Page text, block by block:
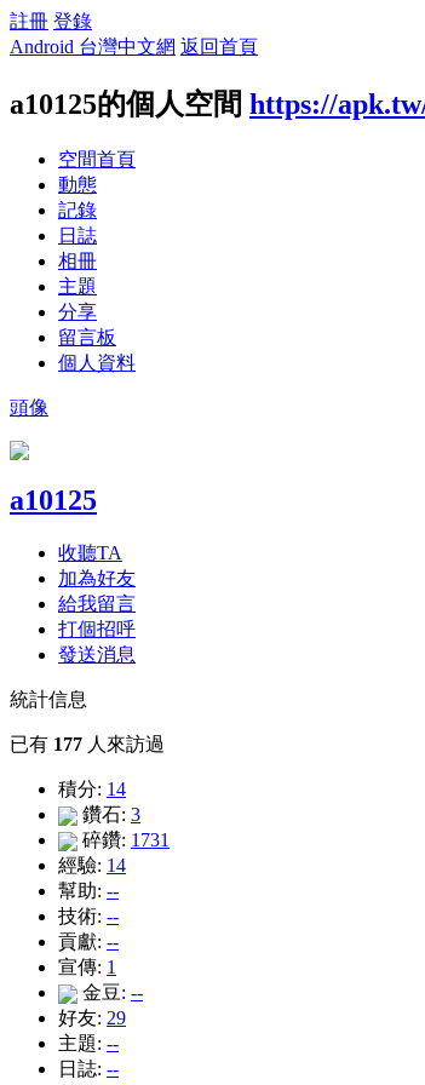
註冊 登錄
Android 台灣中文網 返回首頁
a10125的個人空間 https://
空間首頁
動態
記錄
日誌
相冊
主題
分享
留言板
個人資料
頭像
a10125
收聽TA
加為好友
給我留言
打個招呼
發送消息
統計信息
已有 177 人來訪過
積分: 14
鑽石: 3
碎鑽: 1731
經驗: 14
幫助: --
技術: --
貢獻: --
宣傳: 1
金豆: --
好友: 29
主題: --
日誌: --